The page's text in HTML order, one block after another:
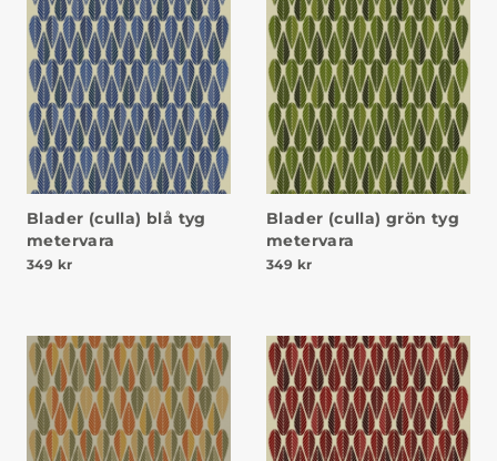
Blader (culla) blå tyg
metervara
349 kr
Blader (culla) grön tyg
metervara
349 kr